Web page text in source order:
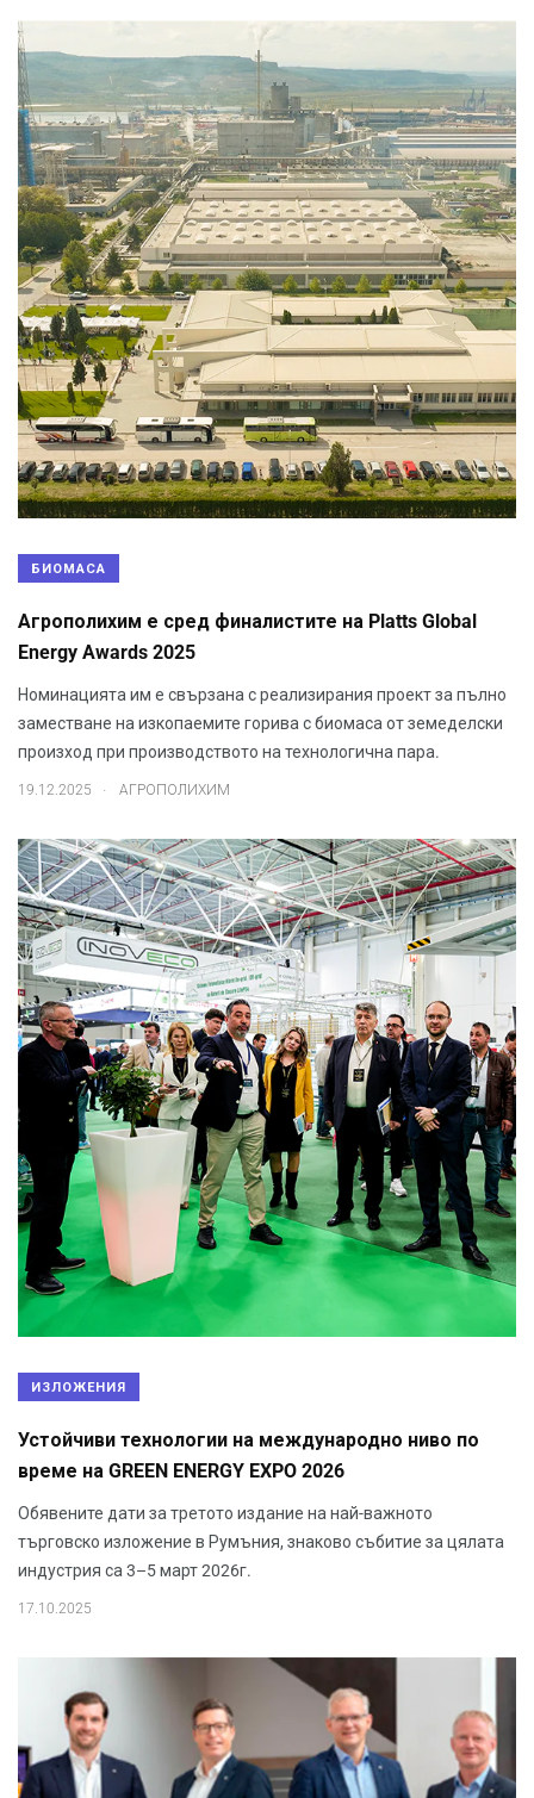
БИОМАСА
Агрополихим е сред финалистите на Platts Global
Energy Awards 2025
Номинацията им е свързана с реализирания проект за пълно
заместване на изкопаемите горива с биомаса от земеделски
произход при производството на технологична пара.
19.12.2025 . АГРОПОЛИХИМ
ИЗЛОЖЕНИЯ
Устойчиви технологии на международно ниво по
време на GREEN ENERGY EXPO 2026
Обявените дати за третото издание на най-важното
търговско изложение в Румъния, знаково събитие за цялата
индустрия са 3–5 март 2026г.
17.10.2025